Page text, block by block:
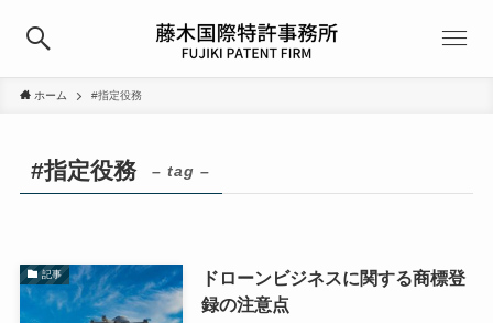
ホーム #指定役務
#指定役務 – tag –
記事
ドローンビジネスに関する商標登
録の注意点